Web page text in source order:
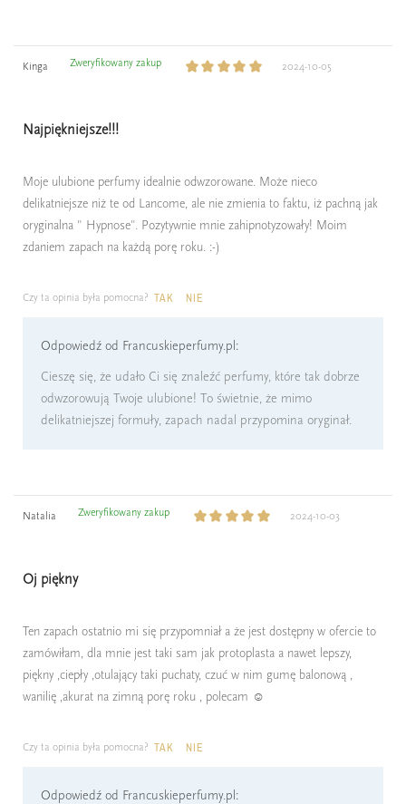
Kinga Zweryfikowany zakup 2024-10-05
Najpiękniejsze!!!
Moje ulubione perfumy idealnie odwzorowane. Może nieco
delikatniejsze niż te od Lancome, ale nie zmienia to faktu, iż pachną jak
oryginalna " Hypnose". Pozytywnie mnie zahipnotyzowały! Moim
zdaniem zapach na każdą porę roku. :-)
Czy ta opinia była pomocna? TAK NIE
Odpowiedź od Francuskieperfumy.pl:
Cieszę się, że udało Ci się znaleźć perfumy, które tak dobrze
odwzorowują Twoje ulubione! To świetnie, że mimo
delikatniejszej formuły, zapach nadal przypomina oryginał.
Natalia Zweryfikowany zakup 2024-10-03
Oj piękny
Ten zapach ostatnio mi się przypomniał a że jest dostępny w ofercie to
zamówiłam, dla mnie jest taki sam jak protoplasta a nawet lepszy,
piękny ,ciepły ,otulający taki puchaty, czuć w nim gumę balonową ,
wanilię ,akurat na zimną porę roku , polecam ☺️
Czy ta opinia była pomocna? TAK NIE
Odpowiedź od Francuskieperfumy.pl: